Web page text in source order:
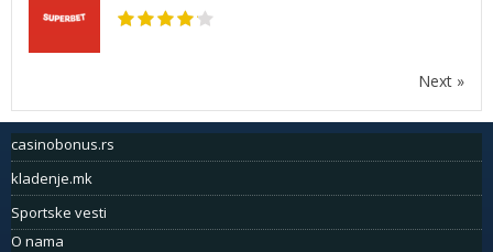
Next »
casinobonus.rs
kladenje.mk
Sportske vesti
O nama